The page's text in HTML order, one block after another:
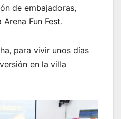
de embajadoras,
Fun Fest.
para vivir unos días
en la villa